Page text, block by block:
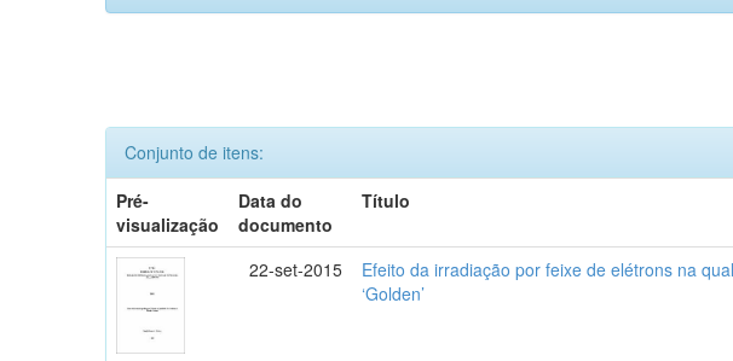
Conjunto de itens:
Pré-
visualização
Data do
documento
Título
22-set-2015
Efeito da irradiação por feixe de elétrons na
‘Golden’